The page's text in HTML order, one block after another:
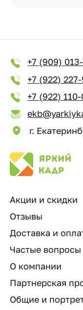
+7 (909)
+7 (922)
+7 (922)
г.
Акции и скидки
Отзывы
Доставка и
Частые вопросы
О компании
Партнерская
Общие и